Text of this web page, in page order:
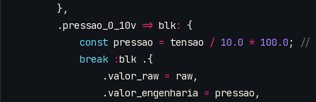
},
.pressao_0_10v => blk:
{
const pressao = tensao / 10.0 * 100.0 ;
break
:blk
.{
. valor_raw = raw,
. valor_engenharia = pressao ,